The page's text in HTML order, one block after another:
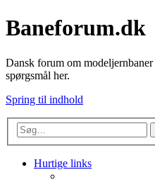
Baneforum.dk
Dansk forum om
spørgsmål her.
Spring til indhold
Hurtige links